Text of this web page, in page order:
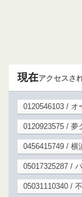
現在アクセスさ
0120546103 / オ
0120923575 / 夢
0456415749 / 横
05017325287 /
05031110340 /